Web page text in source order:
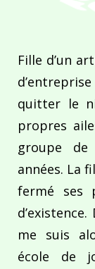
Fille d’un
quitter le
propres
groupe
années. La
fermé ses
me suis
école de